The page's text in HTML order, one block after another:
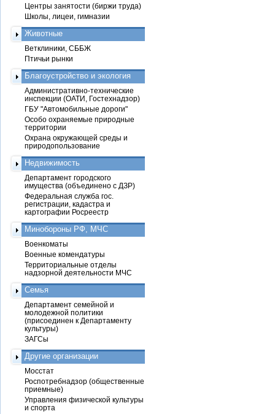
Центры занятости (биржи труда)
Школы, лицеи, гимназии
Животные
Ветклиники, СББЖ
Птичьи рынки
Благоустройство и экология
Административно-технические
инспекции (ОАТИ, Гостехнадзор)
ГБУ "Автомобильные дороги"
Особо охраняемые природные
территории
Охрана окружающей среды и
природопользование
Недвижимость
Департамент городского
имущества (объединено с ДЗР)
Федеральная служба гос.
регистрации, кадастра и
картографии Росреестр
Минобороны РФ, МЧС
Военкоматы
Военные комендатуры
Территориальные отделы
надзорной деятельности МЧС
Семья
Департамент семейной и
молодежной политики
(присоединен к Департаменту
культуры)
ЗАГСы
Другие организации
Мосстат
Роспотребнадзор (общественные
приемные)
Управления физической культуры
и спорта